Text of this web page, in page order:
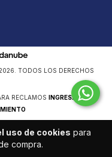
uso de cookies para
compra.
TODOS LOS DERECHOS
RECLAMOS
INGRESÁ ACÁ.